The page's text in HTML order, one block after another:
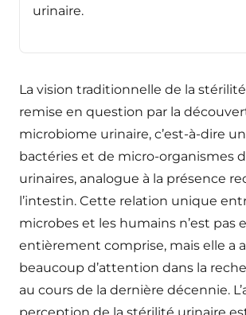
urinaire.
La vision traditionnelle de la
remise en question par la
microbiome urinaire, c’est-à-dire
bactéries et de micro-organismes
urinaires, analogue à la présence
l’intestin. Cette relation unique
microbes et les humains n’est pas
entièrement comprise, mais elle a
beaucoup d’attention dans la
au cours de la dernière décennie.